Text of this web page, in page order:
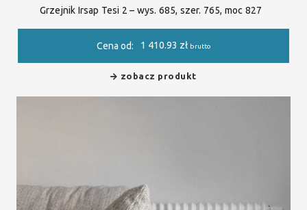
Grzejnik Irsap Tesi 2 – wys. 685, szer. 765, moc 827
Cena od: 1 410.93 zł brutto
zobacz produkt